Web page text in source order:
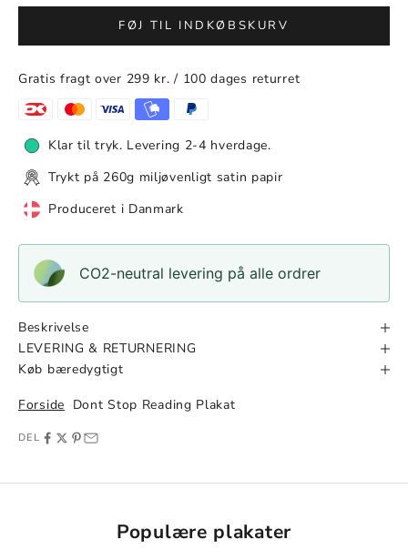
FØJ TIL INDKØBSKURV
Gratis fragt over 299 kr. / 100 dages returret
Klar til tryk. Levering 2-4 hverdage.
Trykt på 260g miljøvenligt satin papir
Produceret i Danmark
CO2-neutral levering på alle ordrer
Beskrivelse
LEVERING & RETURNERING
Køb bæredygtigt
Forside Dont Stop Reading Plakat
DEL
Populære plakater